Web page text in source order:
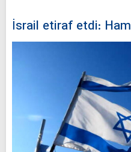
İsrail etiraf etdi: